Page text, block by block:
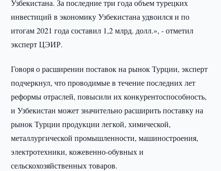
Узбекистана. За последние три года объем турецких
инвестиций в экономику Узбекистана удвоился и по
итогам 2021 года составил 1,2 млрд. долл.», - отметил
эксперт ЦЭИР.
Говоря о расширении поставок на рынок Турции, эксперт
подчеркнул, что проводимые в течение последних лет
реформы отраслей, повысили их конкурентоспособность,
и Узбекистан может значительно расширить поставку на
рынок Турции продукции легкой, химической,
металлургической промышленности, машиностроения,
электротехники, кожевенно-обувных и
сельскохозяйственных товаров.